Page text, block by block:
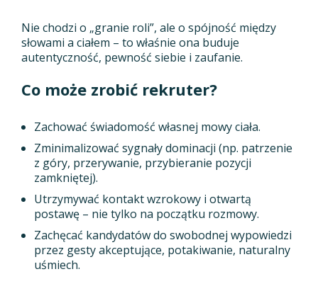
Nie chodzi o „granie roli”, ale o spójność między
słowami a ciałem – to właśnie ona buduje
autentyczność, pewność siebie i zaufanie.
Co może zrobić rekruter?
Zachować świadomość własnej mowy ciała.
Zminimalizować sygnały dominacji (np. patrzenie
z góry, przerywanie, przybieranie pozycji
zamkniętej).
Utrzymywać kontakt wzrokowy i otwartą
postawę – nie tylko na początku rozmowy.
Zachęcać kandydatów do swobodnej wypowiedzi
przez gesty akceptujące, potakiwanie, naturalny
uśmiech.